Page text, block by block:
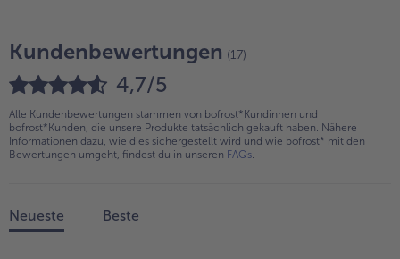
Kundenbewertungen (17)
4,7/5
Alle Kundenbewertungen stammen von bofrost*Kundinnen und
bofrost*Kunden, die unsere Produkte tatsächlich gekauft haben. Nähere
Informationen dazu, wie dies sichergestellt wird und wie bofrost* mit den
Bewertungen umgeht, findest du in unseren FAQs
Neueste Beste